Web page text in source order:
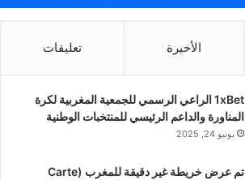
الأخيرة تعليقات
1xBet الراعي الرسمي للجمعية المغربية لكرة
المناورة والداعم الرئيسي للمنتخبات الوطنية
يونيو 24, 2025
تم عرض خريطة غير دقيقة للمغرب (Carte